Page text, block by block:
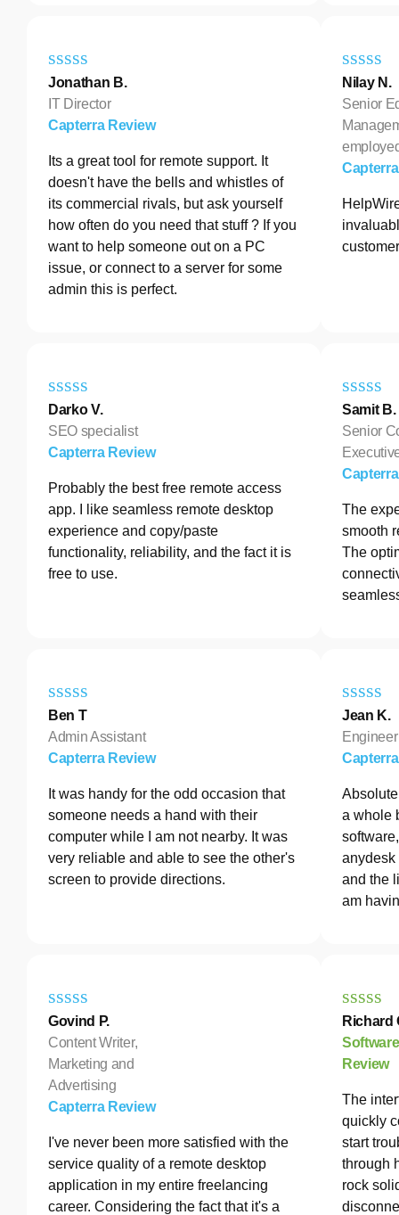
Jonathan B.
IT Director
Capterra Review
Its a great tool for remote support. It
doesn't have the bells and whistles of
its commercial rivals, but ask yourself
how often do you need that stuff ? If you
want to help someone out on a PC
issue, or connect to a server for some
admin this is perfect.
Nilay N.
Senior
Darko V.
SEO specialist
Capterra Review
Probably the best free remote access
app. I like seamless remote desktop
experience and copy/paste
functionality, reliability, and the fact it is
free to use.
Samit B.
Senior
The
smooth
The
Ben T
Admin Assistant
Capterra Review
It was handy for the odd occasion that
someone needs a hand with their
computer while I am not nearby. It was
very reliable and able to see the other's
screen to provide directions.
Jean K.
Engineer
a whole
anydesk
and the
am
Govind P.
Content Writer,
Marketing and
Advertising
Capterra Review
I've never been more satisfied with the
service quality of a remote desktop
application in my entire freelancing
career. Considering the fact that it's a
Richard
Review
The
quickly
start
through
rock